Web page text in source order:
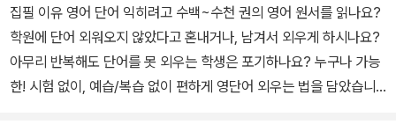
집필 이유 영어 단어 익히려고 수백~수천 권의 영어 원서를 읽나요?
학원에 단어 외워오지 않았다고 혼내거나, 남겨서 외우게 하시나요?
아무리 반복해도 단어를 못 외우는 학생은 포기하나요? 누구나 가능
한! 시험 없이, 예습/복습 없이 편하게 영단어 외우는 법을 담았습니